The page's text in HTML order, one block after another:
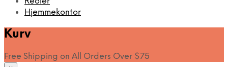
Hjemmekontor
Kurv
Free Shipping on All Orders Over $75